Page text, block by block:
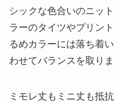
シックな色合いのニッ
ラーのタイツやプリン
るめカラーには落ち着
わせてバランスを取りま
ミモレ丈もミニ丈も抵